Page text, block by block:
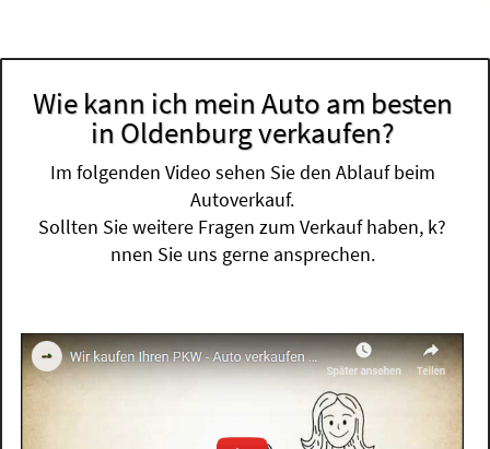
Wie kann ich mein Auto am besten
in Oldenburg verkaufen?
Im folgenden Video sehen Sie den Ablauf beim
Autoverkauf.
Sollten Sie weitere Fragen zum Verkauf haben, k?
nnen Sie uns gerne ansprechen.